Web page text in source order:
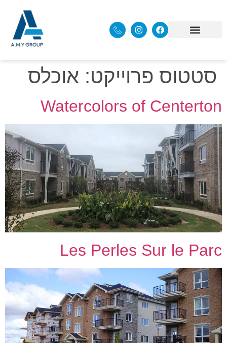
סטטוס פרוייקט: אוכלס
Watercolors of Centerton
Les Perles Sur le Parc